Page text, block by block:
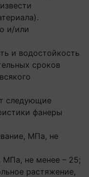
и/или
и водостойкость
сроков
следующие
фанеры
МПа, не
не менее – 25;
растяжение,